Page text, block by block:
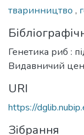
тваринництво ,
Генетика риб :
Видавничий
URI
https://
Зібрання